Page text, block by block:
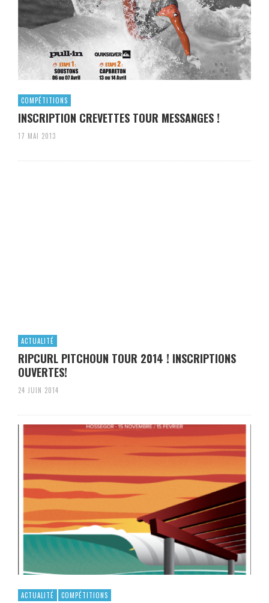
COMPÉTITIONS
INSCRIPTION CREVETTES TOUR MESSANGES !
17 MAI 2013
ACTUALITÉ
RIPCURL PITCHOUN TOUR 2014 ! INSCRIPTIONS
OUVERTES!
24 JUIN 2014
ACTUALITÉ COMPÉTITIONS